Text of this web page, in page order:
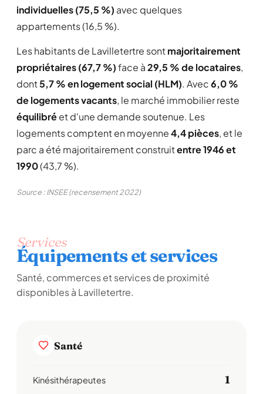
individuelles (75,5 %) avec quelques
appartements (16,5 %).
Les habitants de Lavilletertre sontmajoritairement
propriétaires (67,7 %)face à29,5 % de locataires,
dont5,7 % en logement social (HLM). Avec6,0 %
de logements vacants, le marché immobilier reste
équilibréet d'une demande soutenue. Les
logements comptent en moyenne4,4 pièces, et le
parc a été majoritairement construitentre 1946 et
1990(43,7 %).
Source : INSEE (recensement 2022)
Services
Équipements et services
Santé, commerces et services de proximité
disponibles à Lavilletertre.
Santé
Kinésithérapeutes 1